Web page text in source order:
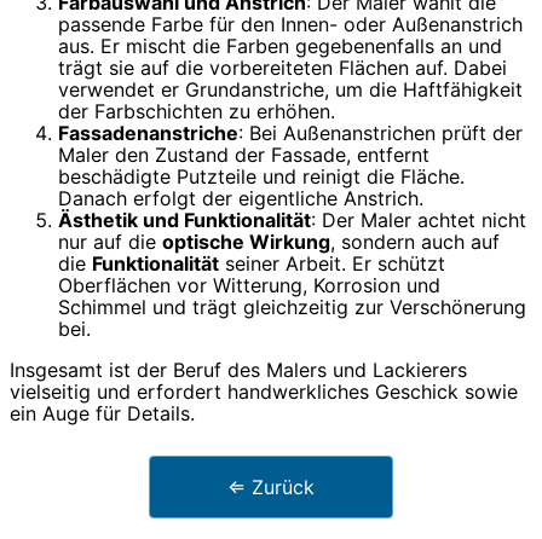
passende Farbe für den Innen- oder Außenanstrich
aus. Er mischt die Farben gegebenenfalls an und
trägt sie auf die vorbereiteten Flächen auf. Dabei
verwendet er Grundanstriche, um die Haftfähigkeit
der Farbschichten zu erhöhen.
Fassadenanstriche: Bei Außenanstrichen prüft der
Maler den Zustand der Fassade, entfernt
beschädigte Putzteile und reinigt die Fläche.
Danach erfolgt der eigentliche Anstrich.
Ästhetik und Funktionalität: Der Maler achtet nicht
nur auf die optische Wirkung, sondern auch auf
die Funktionalität seiner Arbeit. Er schützt
Oberflächen vor Witterung, Korrosion und
Schimmel und trägt gleichzeitig zur Verschönerung
bei.
Insgesamt ist der Beruf des Malers und Lackierers
vielseitig und erfordert handwerkliches Geschick sowie
ein Auge für Details.
⇐ Zurück